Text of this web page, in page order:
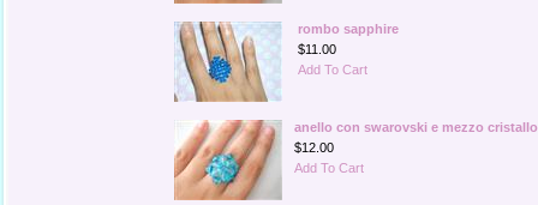
rombo sapphire
$11.00
Add To Cart
anello con swarovski e mezzo
$12.00
Add To Cart